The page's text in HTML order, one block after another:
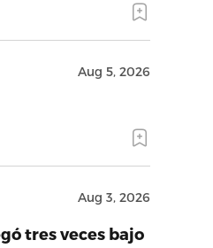
Aug 5, 2026
Aug 3, 2026
tres veces bajo